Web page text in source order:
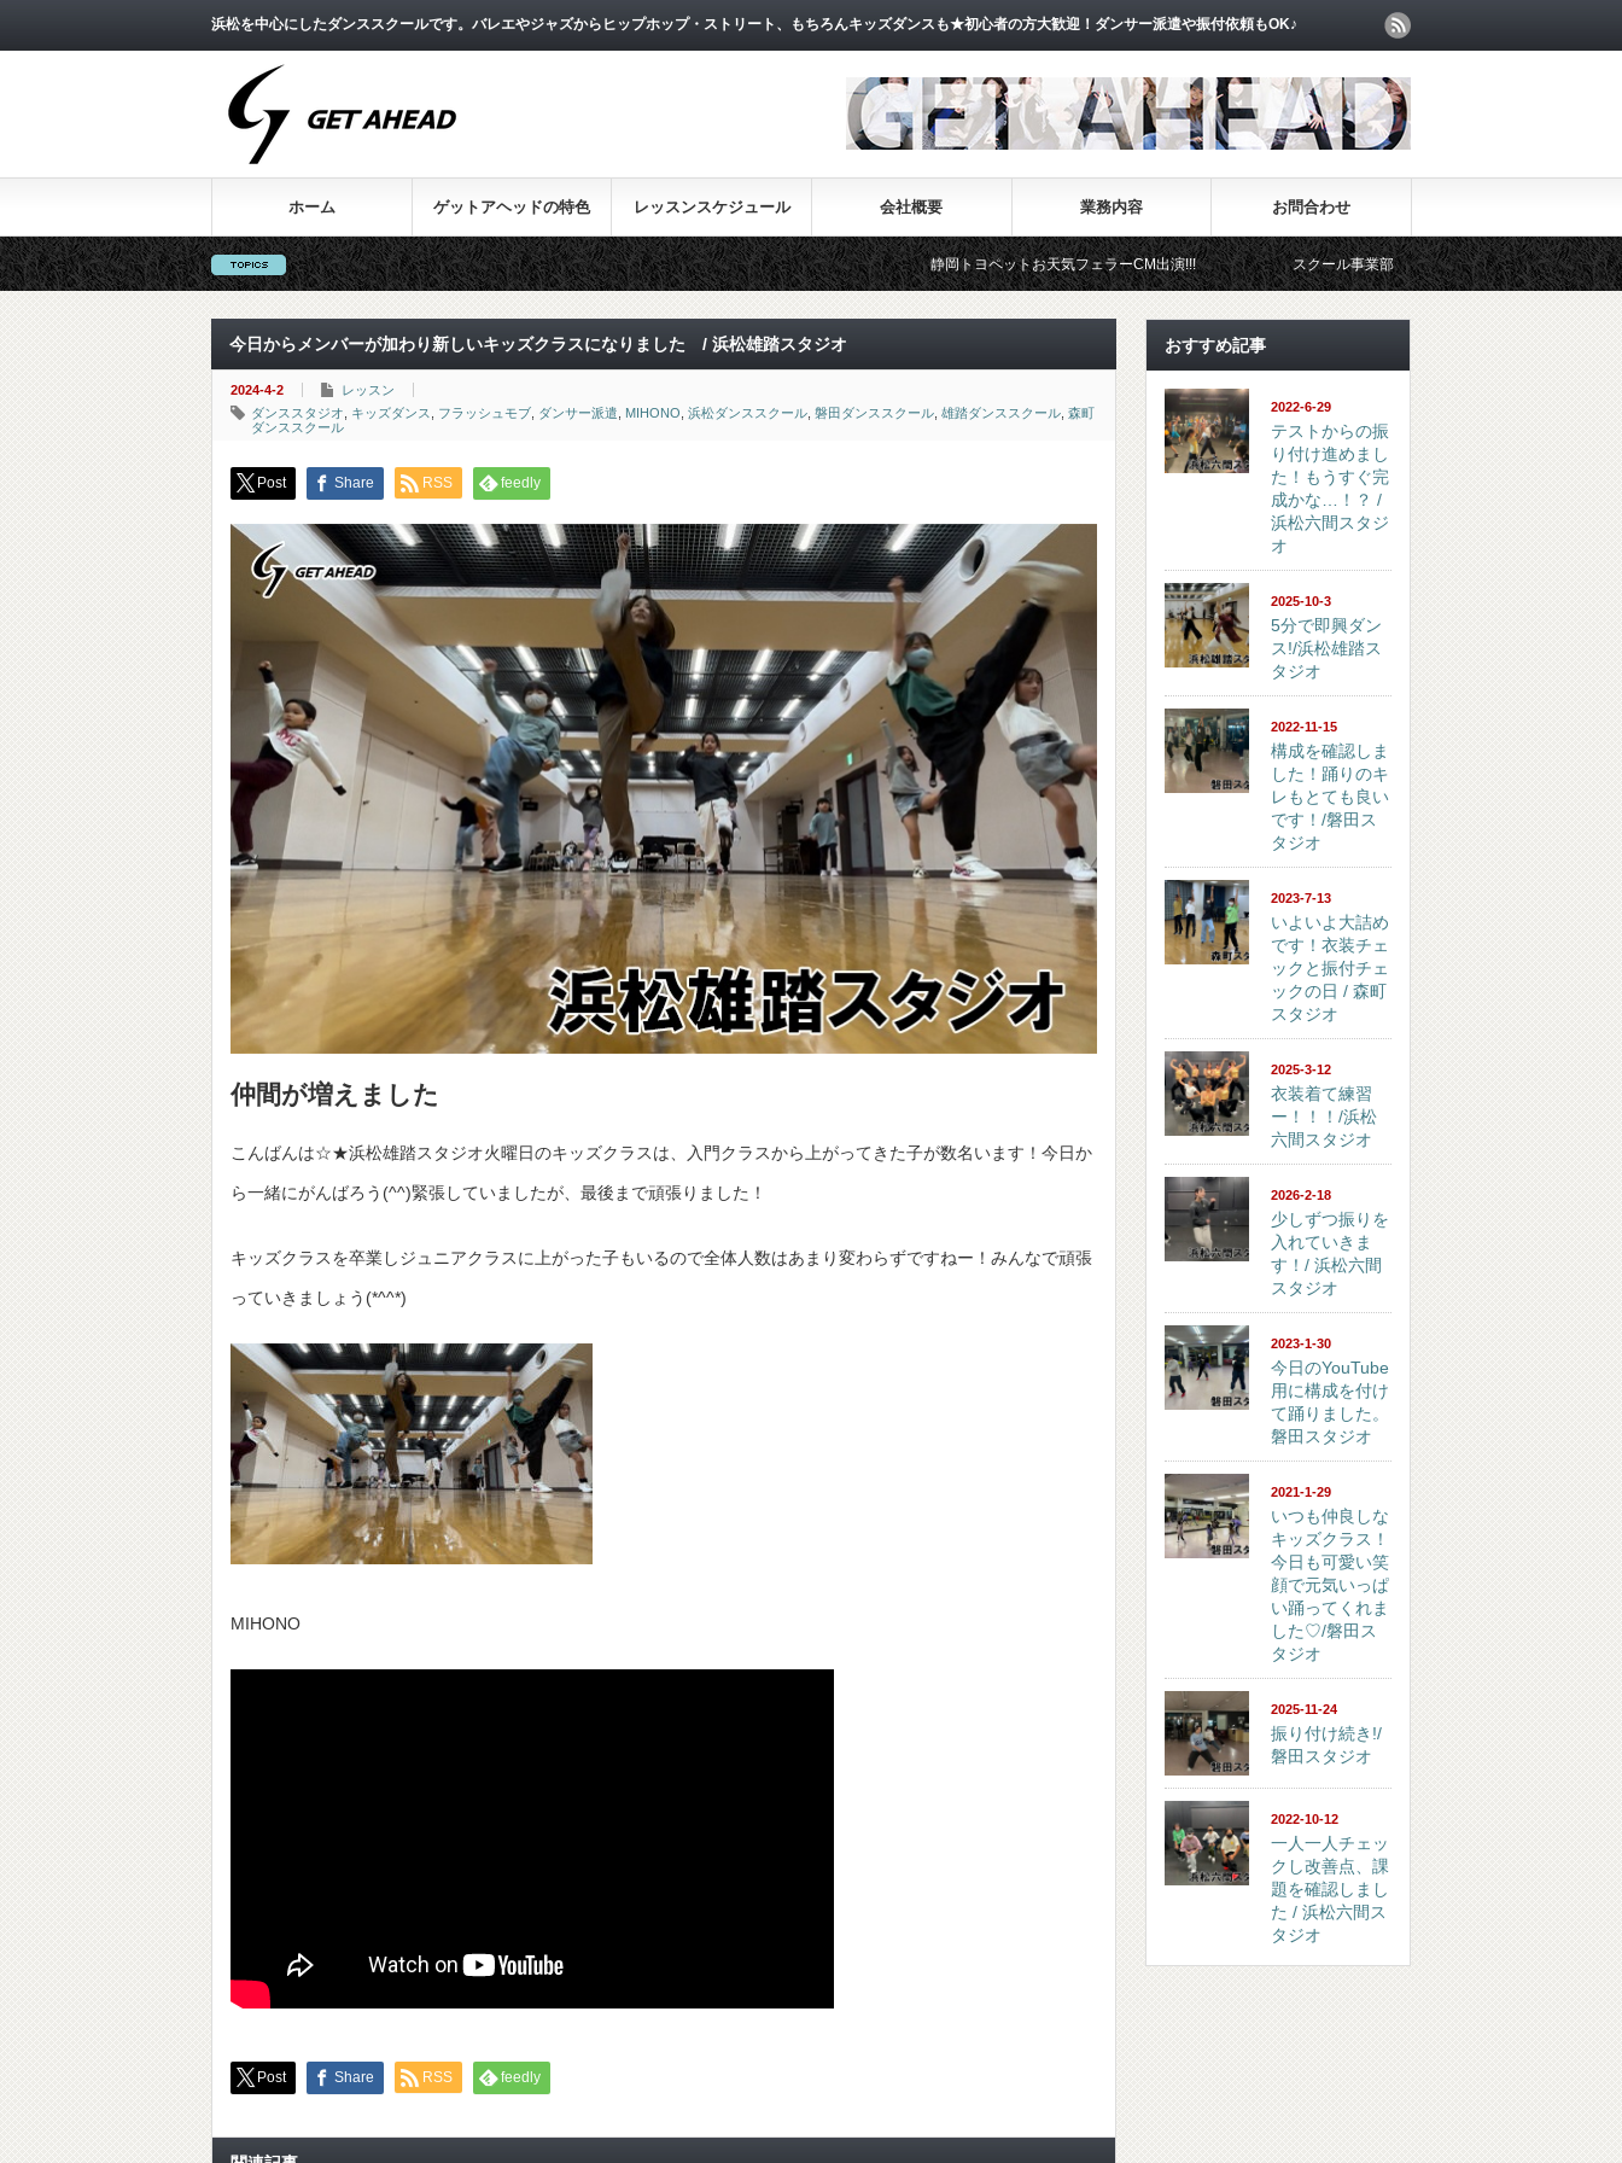
浜松を中心にしたダンススクールです。バレエやジャズからヒップホップ・ストリート、もちろんキッズダンスも★初心者の方大歓迎！ダンサー派遣や振付依頼もOK♪
ホーム ゲットアヘッドの特色 レッスンスケジュール 会社概要 業務内容 お問合わせ
静岡トヨペットお天気フェラーCM出演!!! スクール事業部 イベント事業部
今日からメンバーが加わり新しいキッズクラスになりました / 浜松雄踏スタジオ
2024-4-2
レッスン
ダンススタジオ
キッズダンス フラッシュモブ ダンサー派遣 MIHONO 浜松ダンススクール 磐田ダンススクール 雄踏ダンススクール 森町
ダンススクール
Post Share RSS feedly
仲間が増えました
こんばんは☆★浜松雄踏スタジオ火曜日のキッズクラスは、入門クラスから上がってきた子が数名います！今日か
ら一緒にがんばろう(^^)緊張していましたが、最後まで頑張りました！
キッズクラスを卒業しジュニアクラスに上がった子もいるので全体人数はあまり変わらずですねー！みんなで頑張
っていきましょう(*^^*)
MIHONO
Post Share RSS feedly
おすすめ記事
2022-6-29
テストからの振
り付け進めまし
た！もうすぐ完
成かな…！？ /
浜松六間スタジ
オ
2025-10-3
5分で即興ダン
ス!/浜松雄踏ス
タジオ
2022-11-15
構成を確認しま
した！踊りのキ
レもとても良い
です！/磐田ス
タジオ
2023-7-13
いよいよ大詰め
です！衣装チェ
ックと振付チェ
ックの日 / 森町
スタジオ
2025-3-12
衣装着て練習
ー！！！/浜松
六間スタジオ
2026-2-18
少しずつ振りを
入れていきま
す！/ 浜松六間
スタジオ
2023-1-30
今日のYouTube
用に構成を付け
て踊りました。
磐田スタジオ
2021-1-29
いつも仲良しな
キッズクラス！
今日も可愛い笑
顔で元気いっぱ
い踊ってくれま
した♡/磐田ス
タジオ
2025-11-24
振り付け続き!/
磐田スタジオ
2022-10-12
一人一人チェッ
クし改善点、課
題を確認しまし
た / 浜松六間ス
タジオ